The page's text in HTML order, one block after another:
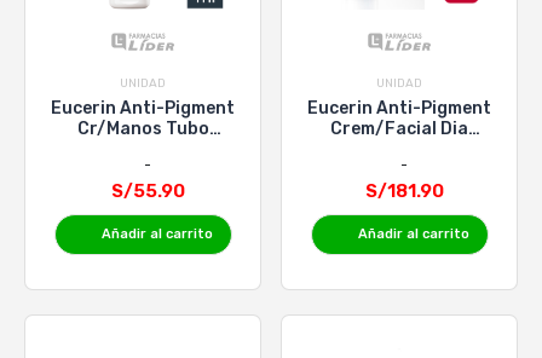
UNIDAD
Eucerin Anti-Pigment
Cr/Manos Tubo
S/55.90
Añadir al carrito
UNIDAD
Eucerin Anti-Pigment
Crem/Facial Dia
S/181.90
Añadir al carrito